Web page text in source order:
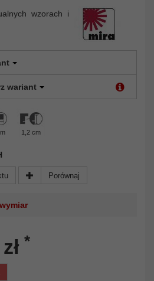
wzorach i
wariant
1,2 cm
Porównaj
*